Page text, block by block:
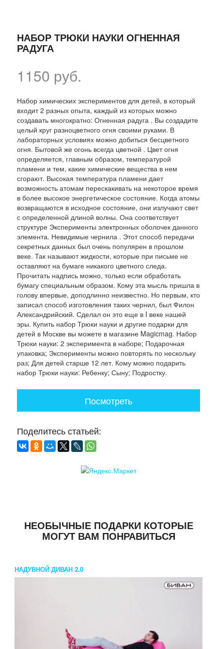
НАБОР ТРЮКИ НАУКИ ОГНЕННАЯ
РАДУГА
1150 руб.
Набор химических экспериментов для детей, в который
входит 2 разных опыта, каждый из которых можно
создавать многократно: Огненная радуга . Вы создадите
целый круг разноцветного огня своими руками. В
лабораторных условиях можно добиться бесцветного
огня. Бытовой же огонь всегда цветной . Цвет огня
определяется, главным образом, температурой
пламени и тем, какие химические вещества в нем
сгорают. Высокая температура пламени дает
возможность атомам перескакивать на некоторое время
в более высокое энергетическое состояние. Когда атомы
возвращаются в исходное состояние, они излучают свет
с определенной длиной волны. Она соответствует
структуре Эксперименты электронных оболочек данного
элемента. Невидимые чернила . Этот способ передачи
секретных данных был очень популярен в прошлом
веке. Так называют жидкости, которые при письме не
оставляют на бумаге никакого цветного следа.
Прочитать надпись можно, только если обработать
бумагу специальным образом. Кому эта мысль пришла в
голову впервые, доподлинно неизвестно. Но первым, кто
записал способ изготовления таких чернил, был Филон
Александрийский. Сделал он это еще в I веке нашей
эры. Купить набор Трюки науки и другие подарки для
детей в Москве вы можете в магазине Magicmag. Набор
Трюки науки: 2 эксперимента в наборе; Подарочная
упаковка; Эксперименты можно повторять по нескольку
раз; Для детей старше 12 лет. Кому можно подарить
набор Трюки науки: Ребенку; Сыну; Подростку.
Посмотреть
Поделитесь статьей:
НЕОБЫЧНЫЕ ПОДАРКИ КОТОРЫЕ
МОГУТ ВАМ ПОНРАВИТЬСЯ
НАДУВНОЙ ДИВАН 2.0